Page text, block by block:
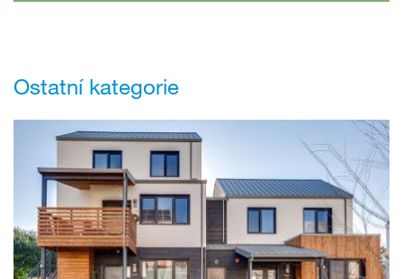
Ostatní kategorie